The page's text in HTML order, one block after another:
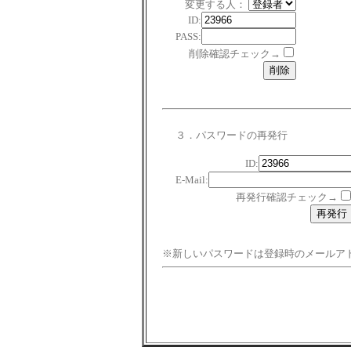
変更する人：
ID:
PASS:
削除確認チェック→
３．パスワードの再発行
ID:
E-Mail:
再発行確認チェック→
※新しいパスワードは登録時のメールア